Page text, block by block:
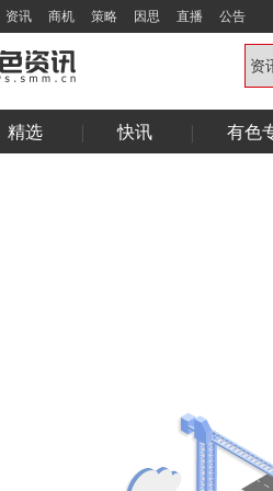
资讯 商机 策略 因思 直播 公告
精选 快讯 有色